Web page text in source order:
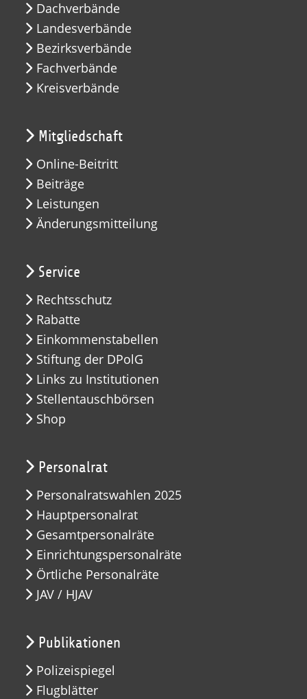
Dachverbände
Landesverbände
Bezirksverbände
Fachverbände
Kreisverbände
Mitgliedschaft
Online-Beitritt
Beiträge
Leistungen
Änderungsmitteilung
Service
Rechtsschutz
Rabatte
Einkommenstabellen
Stiftung der DPolG
Links zu Institutionen
Stellentauschbörsen
Shop
Personalrat
Personalratswahlen 2025
Hauptpersonalrat
Gesamtpersonalräte
Einrichtungspersonalräte
Örtliche Personalräte
JAV / HJAV
Publikationen
Polizeispiegel
Flugblätter